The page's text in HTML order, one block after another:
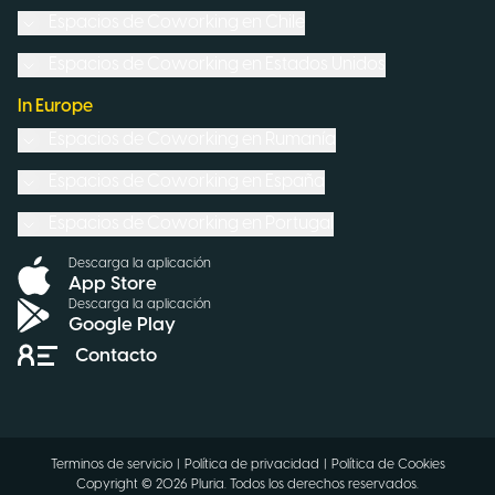
In Europe
Descarga la aplicación
App Store
Descarga la aplicación
Google Play
Contacto
Copyright © 2026 Pluria. Todos los derechos reservados.
Terminos de servicio Política de privacidad Política de Cookies